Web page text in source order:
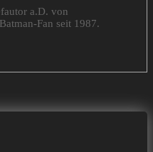
a.D. von
Fan seit 1987.